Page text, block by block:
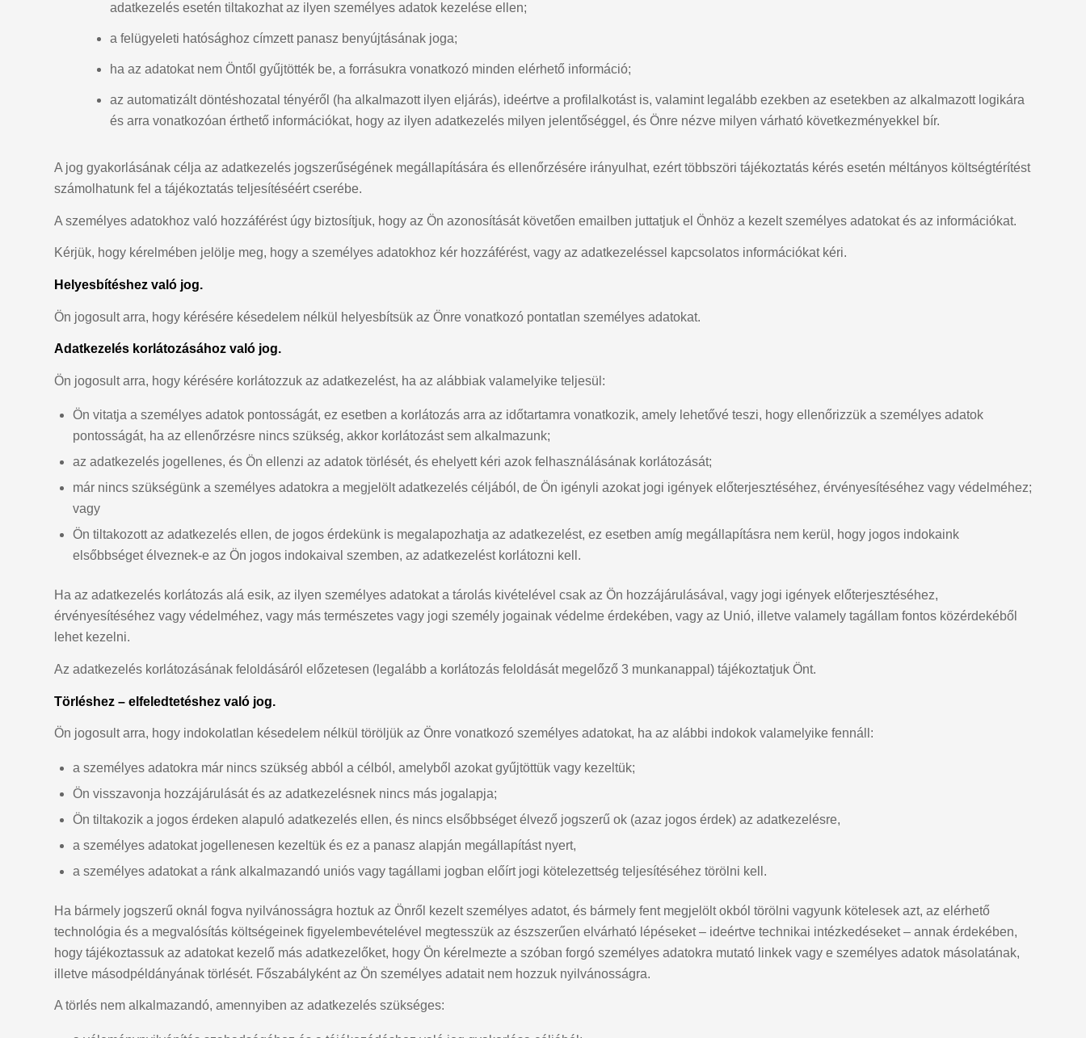
adatkezelés esetén tiltakozhat az ilyen személyes adatok kezelése ellen;
a felügyeleti hatósághoz címzett panasz benyújtásának joga;
ha az adatokat nem Öntől gyűjtötték be, a forrásukra vonatkozó minden elérhető információ;
az automatizált döntéshozatal tényéről (ha alkalmazott ilyen eljárás), ideértve a profilalkotást is, valamint legalább ezekben az esetekben az alkalmazott logikára
és arra vonatkozóan érthető információkat, hogy az ilyen adatkezelés milyen jelentőséggel, és Önre nézve milyen várható következményekkel bír.
A jog gyakorlásának célja az adatkezelés jogszerűségének megállapítására és ellenőrzésére irányulhat, ezért többszöri tájékoztatás kérés esetén méltányos költségtérítést
számolhatunk fel a tájékoztatás teljesítéséért cserébe.
A személyes adatokhoz való hozzáférést úgy biztosítjuk, hogy az Ön azonosítását követően emailben juttatjuk el Önhöz a kezelt személyes adatokat és az információkat.
Kérjük, hogy kérelmében jelölje meg, hogy a személyes adatokhoz kér hozzáférést, vagy az adatkezeléssel kapcsolatos információkat kéri.
Helyesbítéshez való jog.
Ön jogosult arra, hogy kérésére késedelem nélkül helyesbítsük az Önre vonatkozó pontatlan személyes adatokat.
Adatkezelés korlátozásához való jog.
Ön jogosult arra, hogy kérésére korlátozzuk az adatkezelést, ha az alábbiak valamelyike teljesül:
Ön vitatja a személyes adatok pontosságát, ez esetben a korlátozás arra az időtartamra vonatkozik, amely lehetővé teszi, hogy ellenőrizzük a személyes adatok
pontosságát, ha az ellenőrzésre nincs szükség, akkor korlátozást sem alkalmazunk;
az adatkezelés jogellenes, és Ön ellenzi az adatok törlését, és ehelyett kéri azok felhasználásának korlátozását;
már nincs szükségünk a személyes adatokra a megjelölt adatkezelés céljából, de Ön igényli azokat jogi igények előterjesztéséhez, érvényesítéséhez vagy védelméhez;
vagy
Ön tiltakozott az adatkezelés ellen, de jogos érdekünk is megalapozhatja az adatkezelést, ez esetben amíg megállapításra nem kerül, hogy jogos indokaink
elsőbbséget élveznek-e az Ön jogos indokaival szemben, az adatkezelést korlátozni kell.
Ha az adatkezelés korlátozás alá esik, az ilyen személyes adatokat a tárolás kivételével csak az Ön hozzájárulásával, vagy jogi igények előterjesztéséhez,
érvényesítéséhez vagy védelméhez, vagy más természetes vagy jogi személy jogainak védelme érdekében, vagy az Unió, illetve valamely tagállam fontos közérdekéből
lehet kezelni.
Az adatkezelés korlátozásának feloldásáról előzetesen (legalább a korlátozás feloldását megelőző 3 munkanappal) tájékoztatjuk Önt.
Törléshez – elfeledtetéshez való jog.
Ön jogosult arra, hogy indokolatlan késedelem nélkül töröljük az Önre vonatkozó személyes adatokat, ha az alábbi indokok valamelyike fennáll:
a személyes adatokra már nincs szükség abból a célból, amelyből azokat gyűjtöttük vagy kezeltük;
Ön visszavonja hozzájárulását és az adatkezelésnek nincs más jogalapja;
Ön tiltakozik a jogos érdeken alapuló adatkezelés ellen, és nincs elsőbbséget élvező jogszerű ok (azaz jogos érdek) az adatkezelésre,
a személyes adatokat jogellenesen kezeltük és ez a panasz alapján megállapítást nyert,
a személyes adatokat a ránk alkalmazandó uniós vagy tagállami jogban előírt jogi kötelezettség teljesítéséhez törölni kell.
Ha bármely jogszerű oknál fogva nyilvánosságra hoztuk az Önről kezelt személyes adatot, és bármely fent megjelölt okból törölni vagyunk kötelesek azt, az elérhető
technológia és a megvalósítás költségeinek figyelembevételével megtesszük az észszerűen elvárható lépéseket – ideértve technikai intézkedéseket – annak érdekében,
hogy tájékoztassuk az adatokat kezelő más adatkezelőket, hogy Ön kérelmezte a szóban forgó személyes adatokra mutató linkek vagy e személyes adatok másolatának,
illetve másodpéldányának törlését. Főszabályként az Ön személyes adatait nem hozzuk nyilvánosságra.
A törlés nem alkalmazandó, amennyiben az adatkezelés szükséges: